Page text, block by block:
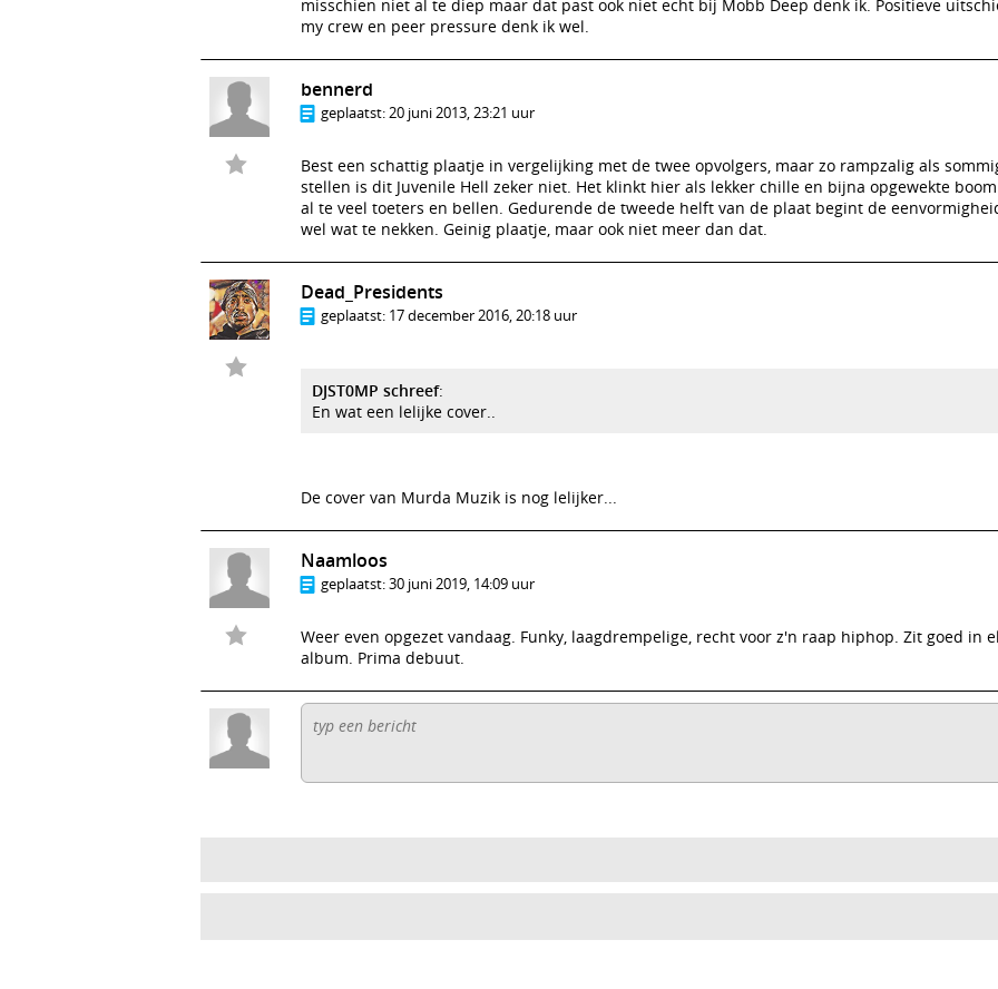
misschien niet al te diep maar dat past ook niet echt bij Mobb Deep denk ik. Positieve
my crew en peer pressure denk ik wel.
bennerd
geplaatst:20 juni 2013, 23:21 uur
Best een schattig plaatje in vergelijking met de twee opvolgers, maar zo rampzalig als
stellen is dit Juvenile Hell zeker niet. Het klinkt hier als lekker chille en bijna opgewekte
al te veel toeters en bellen. Gedurende de tweede helft van de plaat begint de
wel wat te nekken. Geinig plaatje, maar ook niet meer dan dat.
Dead_Presidents
geplaatst: 17 december 2016, 20:18 uur
DJST0MP schreef:
En wat een lelijke cover..
De cover van Murda Muzik is nog lelijker...
Naamloos
geplaatst:30 juni 2019, 14:09 uur
Weer even opgezet vandaag. Funky, laagdrempelige, recht voor z'n raap hiphop. Zit goed in
album. Prima debuut.